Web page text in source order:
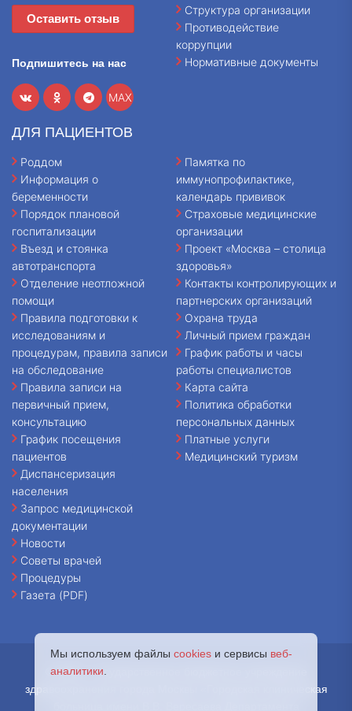
Оставить отзыв
Подпишитесь на нас
MAX
Структура организации
Противодействие
коррупции
Нормативные документы
ДЛЯ ПАЦИЕНТОВ
Роддом
Информация о
беременности
Порядок плановой
госпитализации
Въезд и стоянка
автотранспорта
Отделение неотложной
помощи
Правила подготовки к
исследованиям и
процедурам, правила записи
на обследование
Правила записи на
первичный прием,
консультацию
График посещения
пациентов
Диспансеризация
населения
Запрос медицинской
документации
Новости
Советы врачей
Процедуры
Газета (PDF)
Памятка по
иммунопрофилактике,
календарь прививок
Страховые медицинские
организации
Проект «Москва – столица
здоровья»
Контакты контролирующих и
партнерских организаций
Охрана труда
Личный прием граждан
График работы и часы
работы специалистов
Карта сайта
Политика обработки
персональных данных
Платные услуги
Медицинский туризм
© 2026 - Государственное бюджетное учреждение
здравоохранения города Москвы «Городская клиническая
Мы используем файлы cookies и сервисы веб-
аналитики